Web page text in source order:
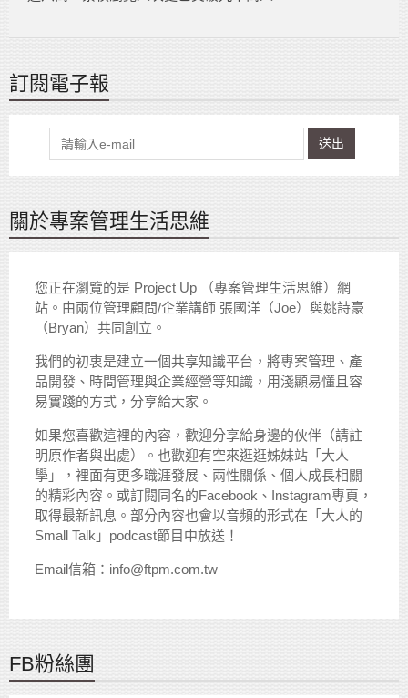
訂閱電子報
送出
關於專案管理生活思維
您正在瀏覽的是 Project Up （專案管理生活思維）網
站。由兩位管理顧問/企業講師 張國洋（Joe）與姚詩豪
（Bryan）共同創立。
我們的初衷是建立一個共享知識平台，將專案管理、產
品開發、時間管理與企業經營等知識，用淺顯易懂且容
易實踐的方式，分享給大家。
如果您喜歡這裡的內容，歡迎分享給身邊的伙伴（請註
明原作者與出處）。也歡迎有空來逛逛姊妹站「大人
學」，裡面有更多職涯發展、兩性關係、個人成長相關
的精彩內容。或訂閱同名的Facebook、Instagram專頁，
取得最新訊息。部分內容也會以音頻的形式在「大人的
Small Talk」podcast節目中放送！
Email信箱：info@ftpm.com.tw
FB粉絲團